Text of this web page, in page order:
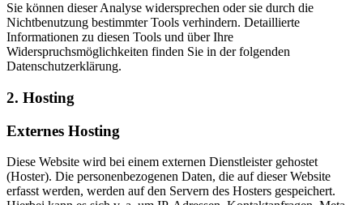
Sie können dieser Analyse widersprechen oder sie durch die
Nichtbenutzung bestimmter Tools verhindern. Detaillierte
Informationen zu diesen Tools und über Ihre
Widerspruchsmöglichkeiten finden Sie in der folgenden
Datenschutzerklärung.
2. Hosting
Externes Hosting
Diese Website wird bei einem externen Dienstleister gehostet
(Hoster). Die personenbezogenen Daten, die auf dieser Website
erfasst werden, werden auf den Servern des Hosters gespeichert.